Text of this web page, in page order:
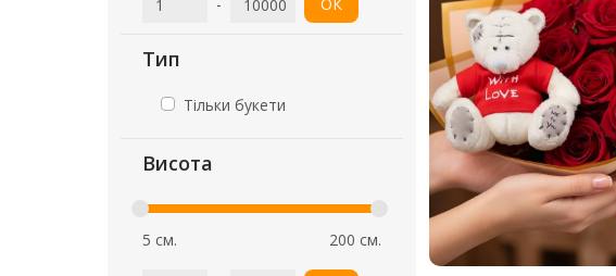
Тип
Тільки букети
Висота
5 см. 200 см.